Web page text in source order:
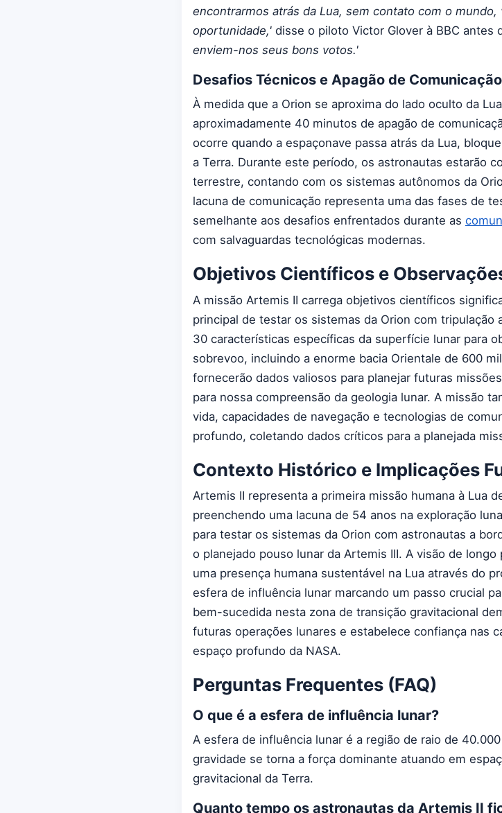
encontrarmos atrás da Lua, sem contato com o mundo,
oportunidade,' disse o piloto Victor Glover à BBC antes
enviem-nos seus bons votos.'
Desafios Técnicos e Apagão de Comunicação
À medida que a Orion se aproxima do lado oculto da
aproximadamente 40 minutos de apagão de
ocorre quando a espaçonave passa atrás da Lua,
a Terra. Durante este período, os astronautas estarão
terrestre, contando com os sistemas autônomos da
lacuna de comunicação representa uma das fases de
semelhante aos desafios enfrentados durante as
com salvaguardas tecnológicas modernas.
Objetivos Científicos e
A missão Artemis II carrega objetivos científicos
principal de testar os sistemas da Orion com tripulação
30 características específicas da superfície lunar para
sobrevoo, incluindo a enorme bacia Orientale de 600
fornecerão dados valiosos para planejar futuras
para nossa compreensão da geologia lunar. A missão
vida, capacidades de navegação e tecnologias de
profundo, coletando dados críticos para a planejada
Contexto Histórico e Implicações
Artemis II representa a primeira missão humana à Lua
preenchendo uma lacuna de 54 anos na exploração
para testar os sistemas da Orion com astronautas a
o planejado pouso lunar da Artemis III. A visão de
uma presença humana sustentável na Lua através do
esfera de influência lunar marcando um passo crucial
bem-sucedida nesta zona de transição gravitacional
futuras operações lunares e estabelece confiança nas
espaço profundo da NASA.
Perguntas Frequentes (FAQ)
O que é a esfera de influência lunar?
A esfera de influência lunar é a região de raio de
gravidade se torna a força dominante atuando em
gravitacional da Terra.
Quanto tempo os astronautas da Artemis II